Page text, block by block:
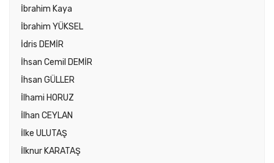
İbrahim Kaya
İbrahim YÜKSEL
İdris DEMİR
İhsan Cemil DEMİR
İhsan GÜLLER
İlhami HORUZ
İlhan CEYLAN
İlke ULUTAŞ
İlknur KARATAŞ